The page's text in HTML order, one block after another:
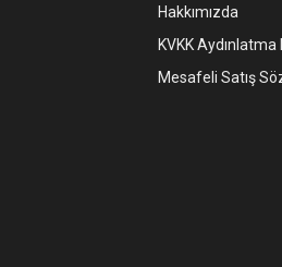
Hakkımızda
KVKK
Mesafeli Satış